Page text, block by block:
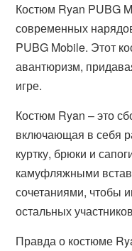
Костюм Ryan PUBG
современных
PUBG Mobile. Этот
авантюризм,
игре.
Костюм Ryan – это
включающая в себя
куртку, брюки и
камуфляжными
сочетаниями, чтобы
остальных
Правда о костюме